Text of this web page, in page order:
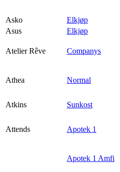
Asko
Elkjøp
Asus
Elkjøp
Atelier Rêve Companys
Athea Normal
Atkins
Sunkost
Attends Apotek 1
Apotek 1 Amfi